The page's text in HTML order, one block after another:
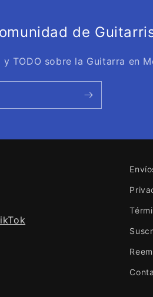
de
TODO sobre la Guitarra en